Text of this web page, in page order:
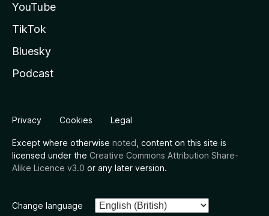
YouTube
TikTok
Bluesky
Podcast
Privacy Cookies Legal
Except where otherwise noted , content on this site is
licensed under the Creative Commons Attribution Share-
Alike Licence v3.0 or any later version.
Change language